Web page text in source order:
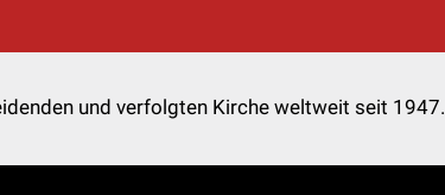
und verfolgten Kirche weltweit seit 1947.